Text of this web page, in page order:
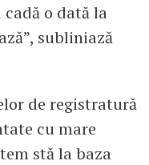
o dată la
subliniază
de registratură
cu mare
stă la baza